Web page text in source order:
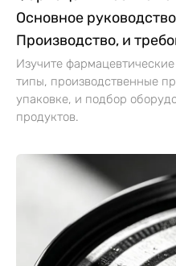
Основное
Производство, и
Изучите
типы, производственные
упаковке, и подбор
продуктов.